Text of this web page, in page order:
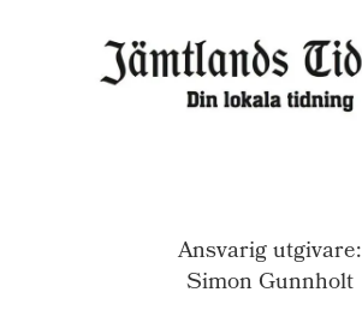
Ansvarig utgivare:
Simon Gunnholt